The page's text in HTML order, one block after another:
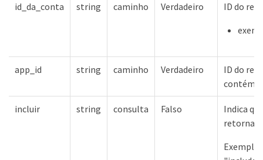
id_da_conta string caminho Verdadeiro
ID do
app_id string caminho Verdadeiro
ID do
contém
incluir string consulta Falso
Indica